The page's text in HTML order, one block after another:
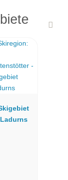
Ladurns